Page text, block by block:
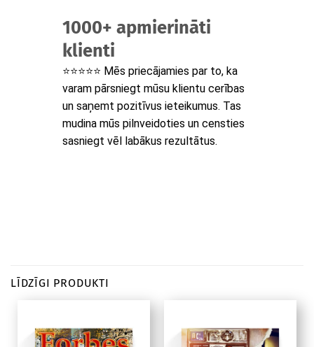
1000+ apmierināti
klienti
⭐⭐⭐⭐⭐ Mēs priecājamies par to, ka
varam pārsniegt mūsu klientu cerības
un saņemt pozitīvus ieteikumus. Tas
mudina mūs pilnveidoties un censties
sasniegt vēl labākus rezultātus.
LĪDZĪGI PRODUKTI